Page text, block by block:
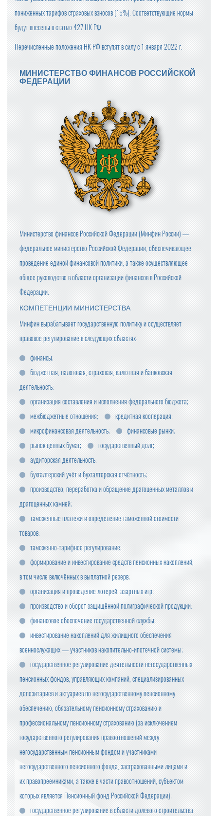
пониженных тарифов страховых взносов (15%). Соответствующие нормы
будут внесены в статью 427 НК РФ.
Перечисленные положения НК РФ вступят в силу с 1 января 2022 г.
МИНИСТЕРСТВО ФИНАНСОВ РОССИЙСКОЙ
ФЕДЕРАЦИИ
Министерство финансов Российской Федерации (Минфин России) —
федеральное министерство Российской Федерации, обеспечивающее
проведение единой финансовой политики, а также осуществляющее
общее руководство в области организации финансов в Российской
Федерации.
КОМПЕТЕНЦИИ МИНИСТЕРСТВА
Минфин вырабатывает государственную политику и осуществляет
правовое регулирование в следующих областях:
финансы;
бюджетная, налоговая, страховая, валютная и банковская
деятельность;
организация составления и исполнения федерального бюджета;
межбюджетные отношения;
кредитная кооперация;
микрофинансовая деятельность;
финансовые рынки;
рынок ценных бумаг;
государственный долг;
аудиторская деятельность;
бухгалтерский учёт и бухгалтерская отчётность;
производство, переработка и обращение драгоценных металлов и
драгоценных камней;
таможенные платежи и определение таможенной стоимости
товаров;
таможенно-тарифное регулирование;
формирование и инвестирование средств пенсионных накоплений,
в том числе включённых в выплатной резерв;
организация и проведение лотерей, азартных игр;
производство и оборот защищённой полиграфической продукции;
финансовое обеспечение государственной службы;
инвестирование накоплений для жилищного обеспечения
военнослужащих — участников накопительно-ипотечной системы;
государственное регулирование деятельности негосударственных
пенсионных фондов, управляющих компаний, специализированных
депозитариев и актуариев по негосударственному пенсионному
обеспечению, обязательному пенсионному страхованию и
профессиональному пенсионному страхованию (за исключением
государственного регулирования правоотношений между
негосударственным пенсионным фондом и участниками
негосударственного пенсионного фонда, застрахованными лицами и
их правопреемниками, а также в части правоотношений, субъектом
которых является Пенсионный фонд Российской Федерации);
государственное регулирование в области долевого строительства